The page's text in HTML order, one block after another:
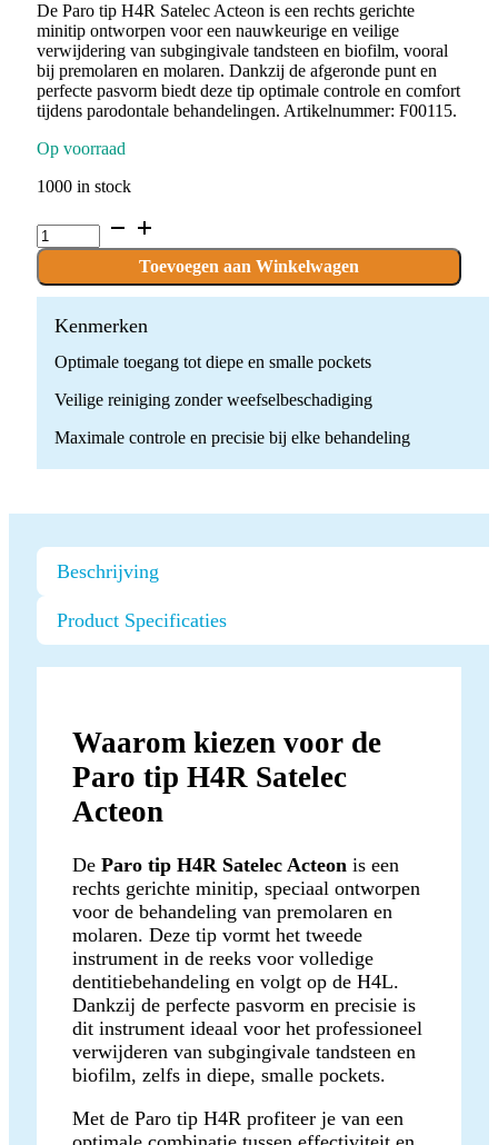
De Paro tip H4R Satelec Acteon is een rechts gerichte
minitip ontworpen voor een nauwkeurige en veilige
verwijdering van subgingivale tandsteen en biofilm, vooral
bij premolaren en molaren. Dankzij de afgeronde punt en
perfecte pasvorm biedt deze tip optimale controle en comfort
tijdens parodontale behandelingen. Artikelnummer: F00115.
Op voorraad
1000 in stock
Paro
tip
H4R/
Satelec
Acteon
Toevoegen aan Winkelwagen
Kenmerken
Optimale toegang tot diepe en smalle pockets
Veilige reiniging zonder weefselbeschadiging
Maximale controle en precisie bij elke behandeling
Beschrijving
Product Specificaties
Waarom kiezen voor de
Paro tip H4R Satelec
Acteon
De Paro tip H4R Satelec Acteon is een
rechts gerichte minitip, speciaal ontworpen
voor de behandeling van premolaren en
molaren. Deze tip vormt het tweede
instrument in de reeks voor volledige
dentitiebehandeling en volgt op de H4L.
Dankzij de perfecte pasvorm en precisie is
dit instrument ideaal voor het professioneel
verwijderen van subgingivale tandsteen en
biofilm, zelfs in diepe, smalle pockets.
Met de Paro tip H4R profiteer je van een